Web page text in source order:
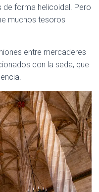
de forma helicoidal. Pero
muchos tesoros
entre mercaderes
con la seda, que